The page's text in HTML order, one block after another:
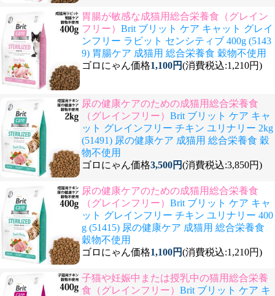
胃腸が敏感な成猫用総合栄養食（グレイン
フリー） Brit ブリット ケア キャット グレイ
ンフリー ラビット センシティブ 400g (5143
9) 胃腸ケア 成猫用 総合栄養食 穀物不使用
ゴロにゃん価格1,100円(消費税込:1,210円)
尿の健康ケアのための成猫用総合栄養食
（グレインフリー） Brit ブリット ケア キャ
ット グレインフリー チキン ユリナリー 2kg
(51491) 尿の健康ケア 成猫用 総合栄養食 穀
物不使用
ゴロにゃん価格3,500円(消費税込:3,850円)
尿の健康ケアのための成猫用総合栄養食
（グレインフリー） Brit ブリット ケア キャ
ット グレインフリー チキン ユリナリー 400
g (51415) 尿の健康ケア 成猫用 総合栄養食
穀物不使用
ゴロにゃん価格1,100円(消費税込:1,210円)
子猫や妊娠中または授乳中の猫用総合栄養
食（グレインフリー） Brit ブリット ケア キ